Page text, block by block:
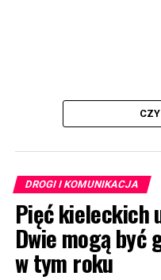
DROGI I KOMUNIKACJA
Pięć kieleckich
Dwie mogą być
w tym roku